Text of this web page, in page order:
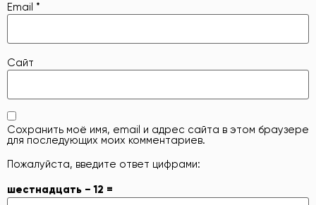
Email *
Сайт
Сохранить моё имя, email и адрес сайта в этом браузере
для последующих моих комментариев.
Пожалуйста, введите ответ цифрами:
шестнадцать − 12 =